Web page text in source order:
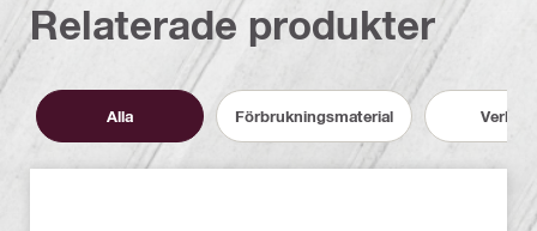
Relaterade produkter
Alla Förbrukningsmaterial Verktyg